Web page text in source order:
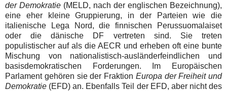
der Demokratie (MELD, nach der englischen Bezeichnung),
eine eher kleine Gruppierung, in der Parteien wie die
italienische Lega Nord, die finnischen Perussuomalaiset
oder die dänische DF vertreten sind. Sie treten
populistischer auf als die AECR und erheben oft eine bunte
Mischung von nationalistisch-ausländerfeindlichen und
basisdemokratischen Forderungen. Im Europäischen
Parlament gehören sie der Fraktion Europa der Freiheit und
Demokratie (EFD) an. Ebenfalls Teil der EFD, aber nicht des